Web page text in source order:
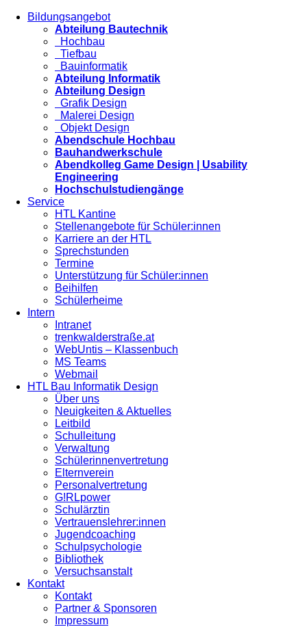
Bildungsangebot
Abteilung Bautechnik
Hochbau
Tiefbau
Bauinformatik
Abteilung Informatik
Abteilung Design
Grafik Design
Malerei Design
Objekt Design
Abendschule Hochbau
Bauhandwerkschule
Abendkolleg Game Design | Usability
Engineering
Hochschulstudiengänge
Service
HTL Kantine
Stellenangebote für Schüler:innen
Karriere an der HTL
Sprechstunden
Termine
Unterstützung für Schüler:innen
Beihilfen
Schülerheime
Intern
Intranet
trenkwalderstraße.at
WebUntis – Klassenbuch
MS Teams
Webmail
HTL Bau Informatik Design
Über uns
Neuigkeiten & Aktuelles
Leitbild
Schulleitung
Verwaltung
Schülerinnenvertretung
Elternverein
Personalvertretung
G!RLpower
Schulärztin
Vertrauenslehrer:innen
Jugendcoaching
Schulpsychologie
Bibliothek
Versuchsanstalt
Kontakt
Kontakt
Partner & Sponsoren
Impressum